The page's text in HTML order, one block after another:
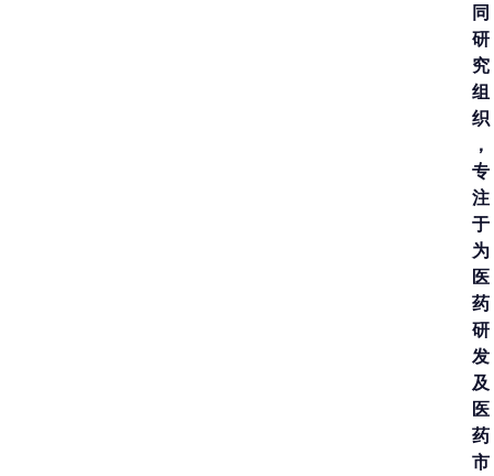
同
研
究
组
织
，
专
注
于
为
医
药
研
发
及
医
药
市